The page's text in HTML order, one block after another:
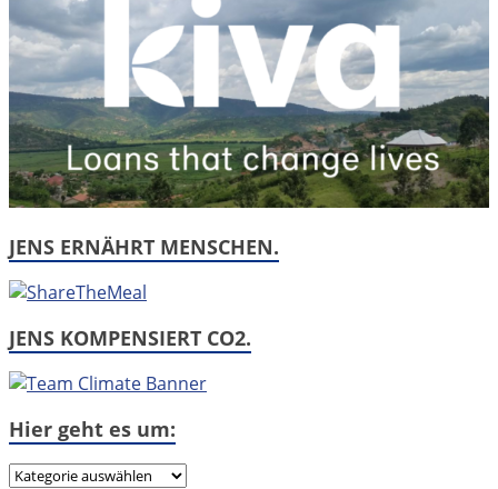
JENS ERNÄHRT MENSCHEN.
JENS KOMPENSIERT CO2.
Hier geht es um:
Hier